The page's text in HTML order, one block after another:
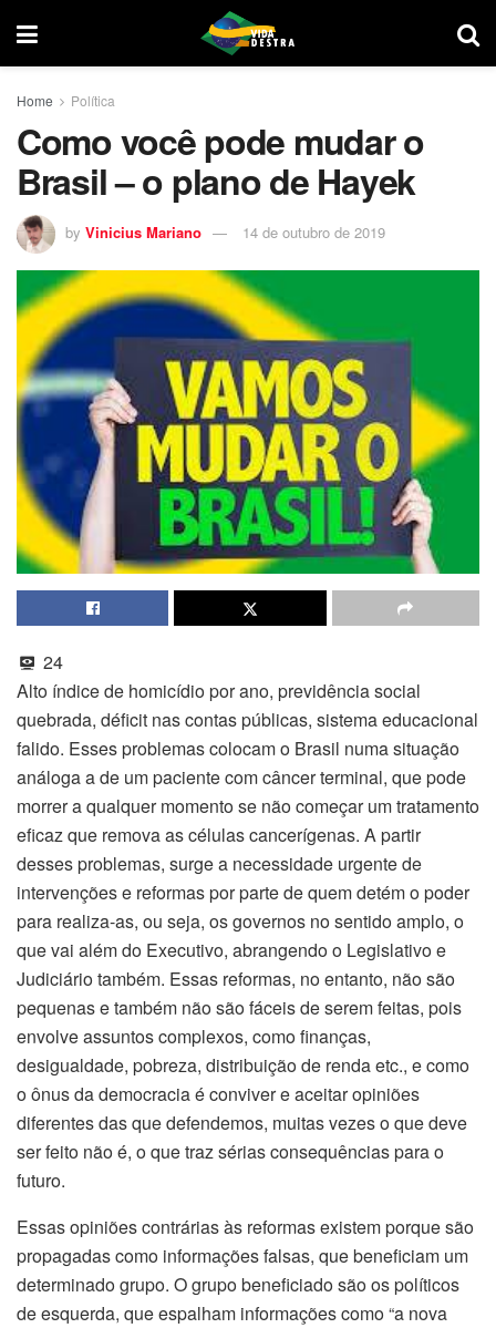
Home Política
Como você pode mudar o
Brasil – o plano de Hayek
by Vinicius Mariano 14 de outubro de 2019
24
Alto índice de homicídio por ano, previdência social
quebrada, déficit nas contas públicas, sistema educacional
falido. Esses problemas colocam o Brasil numa situação
análoga a de um paciente com câncer terminal, que pode
morrer a qualquer momento se não começar um tratamento
eficaz que remova as células cancerígenas. A partir
desses problemas, surge a necessidade urgente de
intervenções e reformas por parte de quem detém o poder
para realiza-as, ou seja, os governos no sentido amplo, o
que vai além do Executivo, abrangendo o Legislativo e
Judiciário também. Essas reformas, no entanto, não são
pequenas e também não são fáceis de serem feitas, pois
envolve assuntos complexos, como finanças,
desigualdade, pobreza, distribuição de renda etc., e como
o ônus da democracia é conviver e aceitar opiniões
diferentes das que defendemos, muitas vezes o que deve
ser feito não é, o que traz sérias consequências para o
futuro.
Essas opiniões contrárias às reformas existem porque são
propagadas como informações falsas, que beneficiam um
determinado grupo. O grupo beneficiado são os políticos
de esquerda, que espalham informações como “a nova